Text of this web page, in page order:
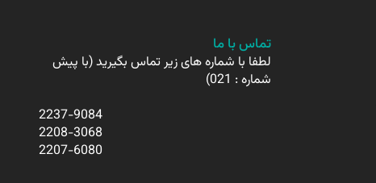
تماس با ما
لطفا با شماره های زیر تماس بگیرید (با پیش
شماره : 021)
2237-9084
2208-3068
2207-6080